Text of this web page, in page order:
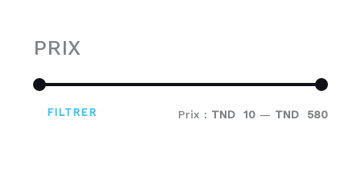
PRIX
FILTRER Prix : TND 10 — TND 580